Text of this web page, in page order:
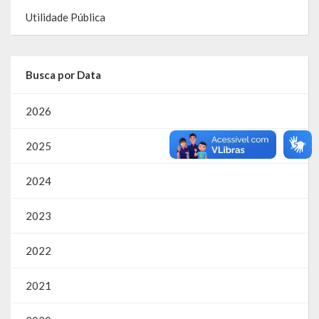
LDO
Transparência
Apresentação
Portal da Transparência
Utilidade Pública
Busca por Data
2026
2025
2024
2023
2022
2021